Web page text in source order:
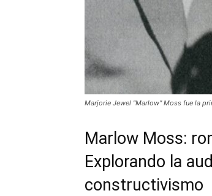
Marjorie Jewel "Marlow" Moss fue la
Marlow Moss:
Explorando la
constructivismo